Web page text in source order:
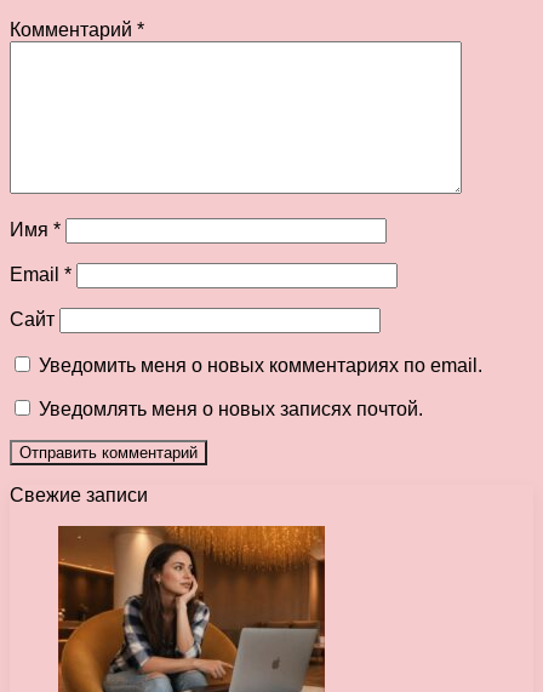
Комментарий *
Имя *
Email *
Сайт
Уведомить меня о новых комментариях по email.
Уведомлять меня о новых записях почтой.
Свежие записи